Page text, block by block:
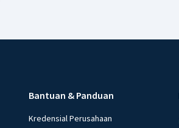
Bantuan & Panduan
Kredensial Perusahaan